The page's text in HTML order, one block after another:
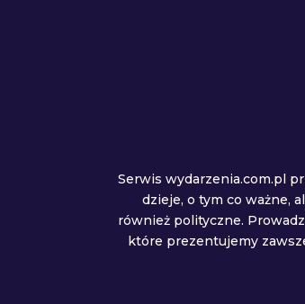
Serwis wydarzenia.com.pl
dzieje, o tym co ważne,
również polityczne.
które prezentujemy